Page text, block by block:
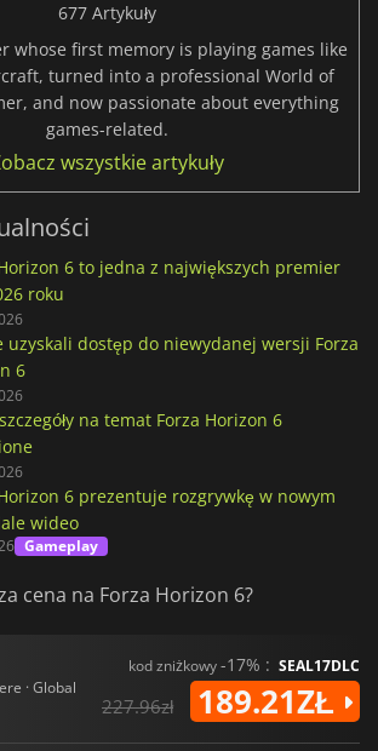
677 Artykuły
whose first memory is playing games like
turned into a professional World of
and now passionate about everything
games-related.
wszystkie artykuły
6 to jedna z największych premier
roku
uzyskali dostęp do niewydanej wersji Forza
6
na temat Forza Horizon 6
6 prezentuje rozgrywkę w nowym
wideo
Gameplay
cena na Forza Horizon 6?
· Global
kod zniżkowy-17% : SEAL17DLC
227.96zł 189.21ZŁ